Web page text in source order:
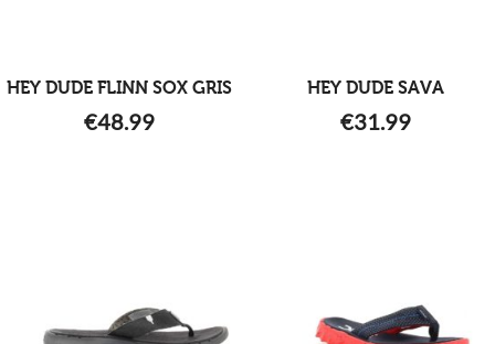
HEY DUDE FLINN SOX GRIS
€48.99
HEY DUDE SAVA
€31.99